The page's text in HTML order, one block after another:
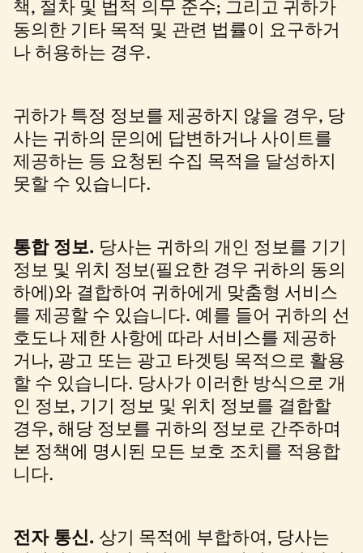
책, 절차 및 법적 의무 준수; 그리고 귀하가
동의한 기타 목적 및 관련 법률이 요구하거
나 허용하는 경우.
귀하가 특정 정보를 제공하지 않을 경우, 당
사는 귀하의 문의에 답변하거나 사이트를
제공하는 등 요청된 수집 목적을 달성하지
못할 수 있습니다.
통합 정보. 당사는 귀하의 개인 정보를 기기
정보 및 위치 정보(필요한 경우 귀하의 동의
하에)와 결합하여 귀하에게 맞춤형 서비스
를 제공할 수 있습니다. 예를 들어 귀하의 선
호도나 제한 사항에 따라 서비스를 제공하
거나, 광고 또는 광고 타겟팅 목적으로 활용
할 수 있습니다. 당사가 이러한 방식으로 개
인 정보, 기기 정보 및 위치 정보를 결합할
경우, 해당 정보를 귀하의 정보로 간주하며
본 정책에 명시된 모든 보호 조치를 적용합
니다.
전자 통신. 상기 목적에 부합하여, 당사는